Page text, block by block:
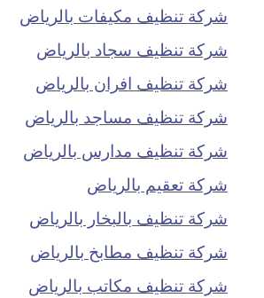
شركة تنظيف مكيفات بالرياض
شركة تنظيف سجاد بالرياض
شركة تنظيف افران بالرياض
شركة تنظيف مساجد بالرياض
شركة تنظيف مدارس بالرياض
شركة تعقيم بالرياض
شركة تنظيف بالبخار بالرياض
شركة تنظيف مطابخ بالرياض
شركة تنظيف مكاتب بالرياض